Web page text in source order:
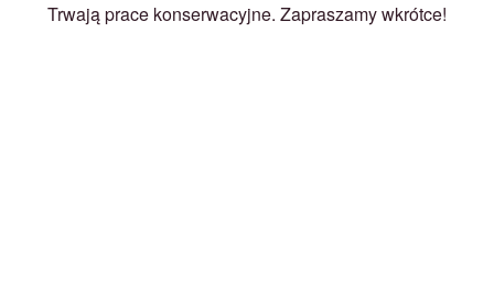
Trwają prace konserwacyjne. Zapraszamy wkrótce!